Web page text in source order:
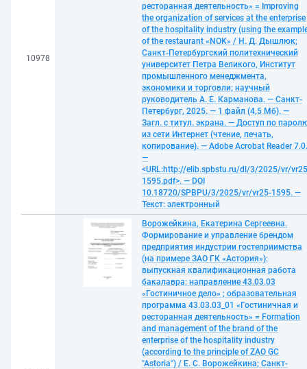
10978
ресторанная деятельность» = Improving
the organization of services at the enterprise
of the hospitality industry (using the
of the restaurant «NOK» / Н. Д. Дышлюк;
Санкт-Петербургский политехнический
университет Петра Великого, Институт
промышленного менеджмента,
экономики и торговли; научный
руководитель А. Е. Карманова. — Санкт-
Петербург, 2025. — 1 файл (4,5 Мб). —
Загл. с титул. экрана. — Доступ по
из сети Интернет (чтение, печать,
копирование). — Adobe Acrobat Reader 7.0.
—
<URL:http://elib.spbstu.ru/dl/3/2025/vr/
1595.pdf>. — DOI
10.18720/SPBPU/3/2025/vr/vr25-1595. —
Текст: электронный
Ворожейкина, Екатерина Сергеевна.
Формирование и управление брендом
предприятия индустрии гостеприимства
(на примере ЗАО ГК «Астория»):
выпускная квалификационная работа
бакалавра: направление 43.03.03
«Гостиничное дело» ; образовательная
программа 43.03.03_01 «Гостиничная и
ресторанная деятельность» = Formation
and management of the brand of the
enterprise of the hospitality industry
(according to the principle of ZAO GC
"Astoria") / Е. С. Ворожейкина; Санкт-